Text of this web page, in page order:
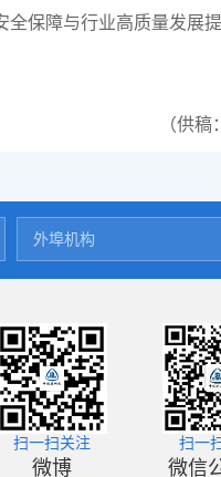
保障与行业高质量发展提
（供稿：
外埠机构
扫一
微信
扫一扫关注
微博